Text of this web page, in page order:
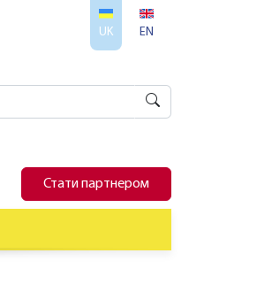
UK EN
Стати партнером